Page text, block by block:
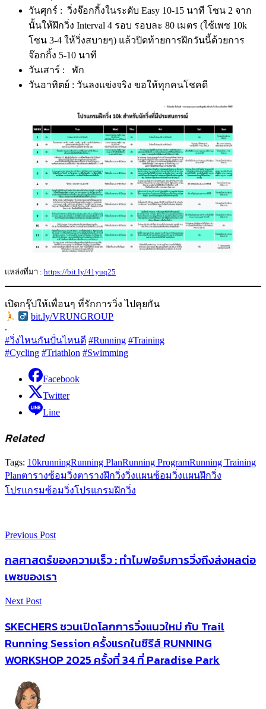
วันศุกร์ : วิ่งจ๊อกกิ้งในระดับ Easy 10-15 นาที โซน 2 จาก
นั้นให้ฝึกวิ่ง Interval 4 รอบ รอบละ 80 เมตร (ใช้เพซ 10k
โซน 3-4 ให้วิ่งสบายๆ) แล้วปิดท้ายการฝึกวันนี้ด้วยการ
จ๊อกกิ้ง 5-10 นาที
วันเสาร์ : พัก
วันอาทิตย์ : วันลงแข่งจริง ขอให้ทุกคนโชคดี
แหล่งที่มา : https://bit.ly/41yuq25
เปิดกรุ๊ปให้เพื่อนๆ ที่รักการวิ่ง ไปคุยกัน
bit.ly/VRUNGROUP
.
#วิ่งไหนกันปั่นไหนดี #Running #Training
#Cycling #Triathlon #Swimming
Facebook
Twitter
Line
Related
Tags: 10krunningRunning PlanRunning ProgramRunning Training
Planตารางซ้อมวิ่งตารางฝึกวิ่งวิ่งแผนซ้อมวิ่งแผนฝึกวิ่ง
โปรแกรมซ้อมวิ่งโปรแกรมฝึกวิ่ง
Previous Post
กลศาสตร์ของความเร็ว : ทำไมฟอร์มการวิ่งถึงส่งผลต่อ
เพซของเรา
Next Post
SKECHERS ชวนเปิดโลกการวิ่งแนวใหม่ กับ Trail
Running Session ครั้งแรกในซีรีส์ RUNNING
WORKSHOP 2025 ครั้งที่ 34 ที่ Paradise Park